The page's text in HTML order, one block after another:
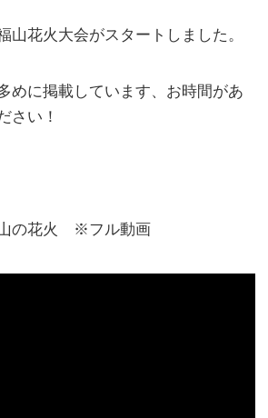
山花火大会がスタートしました。
めに掲載しています、お時間があ
さい！
の花火 ※フル動画